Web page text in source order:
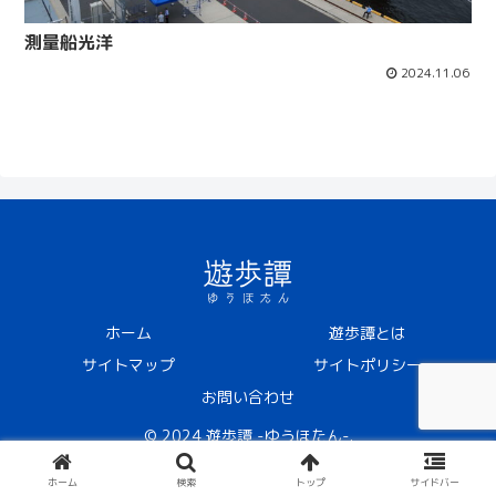
測量船光洋
2024.11.06
ホーム
遊歩譚とは
サイトマップ
サイトポリシー
お問い合わせ
© 2024 遊歩譚 -ゆうほたん-.
ホーム 検索 トップ サイドバー